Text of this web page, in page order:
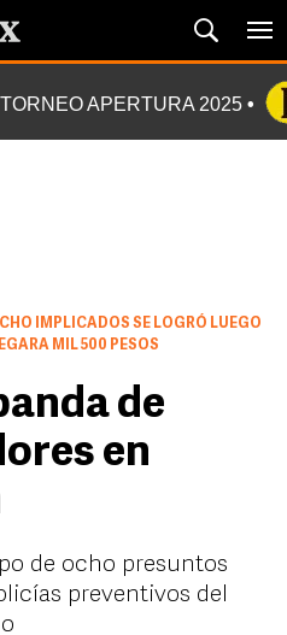
APERTURA 2025
IMPLICADOS SE LOGRÓ LUEGO
MIL 500 PESOS
de
en
de ocho presuntos
preventivos del